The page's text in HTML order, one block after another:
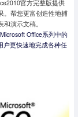
官方完整版提供
。帮您更富创造性地捕
演示文稿。
Office系列中的
户更快速地完成各种任